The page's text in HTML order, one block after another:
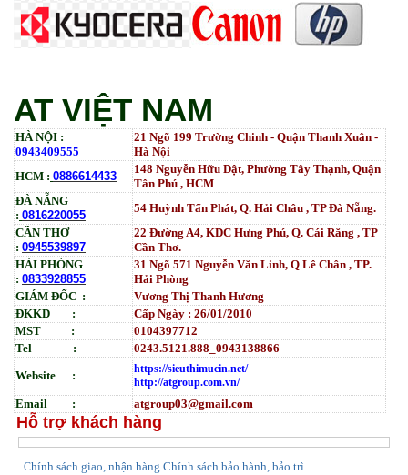
Mực in HP LaserJet Enterprise M610dn | M611dn |
AT VIỆT NAM
HÀ NỘI :
0943409555
21 Ngõ 199 Trường Chinh - Quận Thanh Xuân -
Hà Nội
HCM : 0886614433
148 Nguyễn Hữu Dật, Phường Tây Thạnh, Quận
Tân Phú , HCM
ĐÀ NẴNG
: 0816220055
54 Huỳnh Tấn Phát, Q. Hải Châu , TP Đà Nẵng.
CẦN THƠ
: 0945539897
22 Đường A4, KDC Hưng Phú, Q. Cái Răng , TP
Cần Thơ.
HẢI PHÒNG
: 0833928855
31 Ngõ 571 Nguyễn Văn Linh, Q Lê Chân , TP.
Hải Phòng
GIÁM ĐỐC :
Vương Thị Thanh Hương
ĐKKD :
Cấp Ngày : 26/01/2010
MST :
0104397712
Tel :
0243.5121.888_0943138866
Website :
https://sieuthimucin.net/
http://atgroup.com.vn/
Email : atgroup03@gmail.com
Hỗ trợ khách hàng
Chính sách giao, nhận hàng Chính sách bảo hành, bảo trì